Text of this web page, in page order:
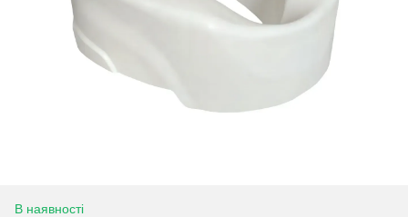
В наявності